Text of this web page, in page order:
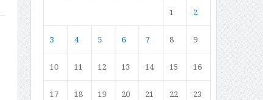
1 2
3 4 5 6 7 8 9
10 11 12 13 14 15 16
17 18 19 20 21 22 23